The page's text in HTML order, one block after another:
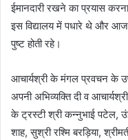
ईमानदारी रखने का प्रयास
इस विद्यालय में पधारे थे और आज
पुष्ट होती रहे।
आचार्यश्री के मंगल प्रवचन के
अपनी अभिव्यक्ति दी व
के ट्रस्टी श्री कन्नुभाई पटेल,
शाह, सुश्री रश्मि बरड़िया,